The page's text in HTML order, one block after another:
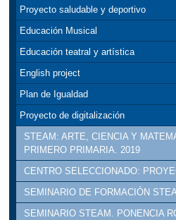
Proyecto saludable y deportivo
Educación Musical
Educación teatral y artística
English project
Plan de Igualdad
Proyecto de digitalización
STEAM: ARTE, CIENCIA Y
PRIMERO PRIMARIA. 2019
CENTRO SELECCIONADO:
SEMINARIO DE FORMACIÓN
SEMINARIO STEAM. PONENCIA